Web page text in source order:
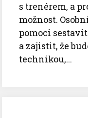
s trenérem, a
možnost.
pomoci
a zajistit, že
technikou,...